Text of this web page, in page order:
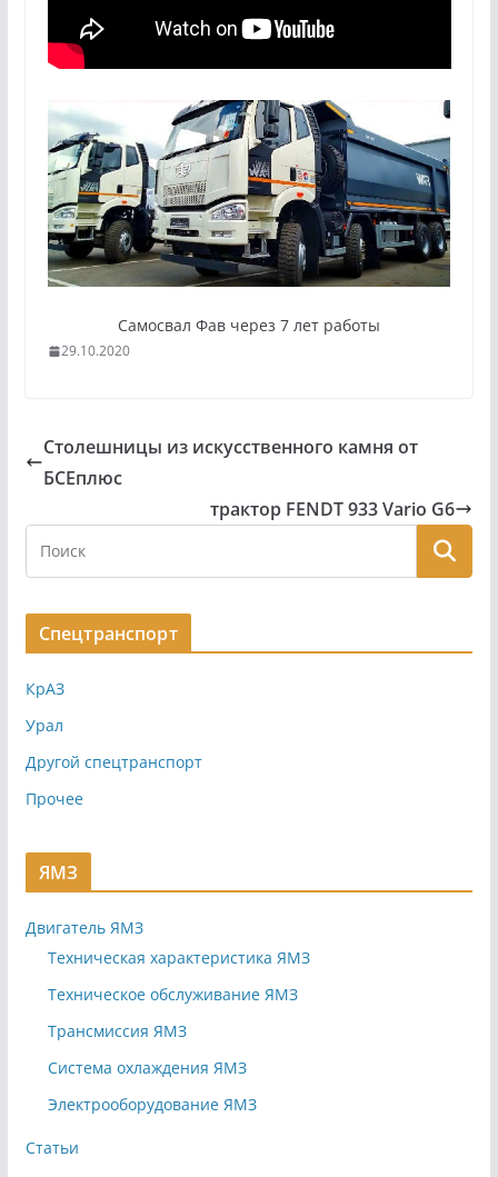
Самосвал Фав через 7 лет работы
29.10.2020
Столешницы из искусственного камня от
БСЕплюс
трактор FENDT 933 Vario G6
Спецтранспорт
КрАЗ
Урал
Другой спецтранспорт
Прочее
ЯМЗ
Двигатель ЯМЗ
Техническая характеристика ЯМЗ
Техническое обслуживание ЯМЗ
Трансмиссия ЯМЗ
Система охлаждения ЯМЗ
Электрооборудование ЯМЗ
Статьи